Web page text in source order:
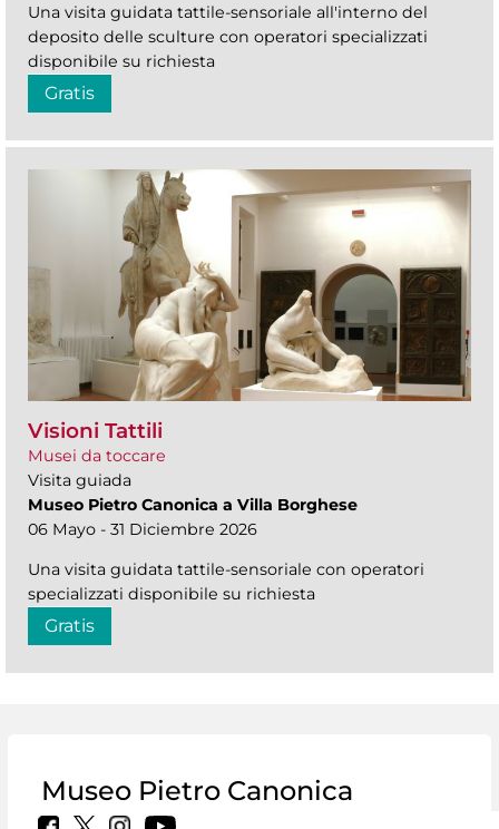
Una visita guidata tattile-sensoriale all'interno del
deposito delle sculture con operatori specializzati
disponibile su richiesta
Gratis
Visioni Tattili
Musei da toccare
Visita guiada
Museo Pietro Canonica a Villa Borghese
06 Mayo - 31 Diciembre 2026
Una visita guidata tattile-sensoriale con operatori
specializzati disponibile su richiesta
Gratis
Museo Pietro Canonica